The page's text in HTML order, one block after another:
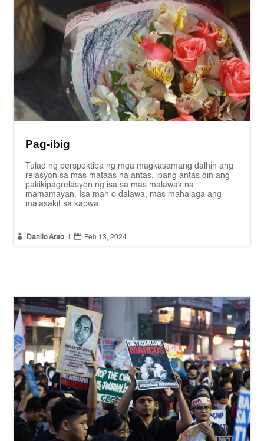
Pag-ibig
Tulad ng perspektiba ng mga magkasamang dalhin ang
relasyon sa mas mataas na antas, ibang antas din ang
pakikipagrelasyon ng isa sa mas malawak na
mamamayan. Isa man o dalawa, mas mahalaga ang
malasakit sa kapwa.
 Danilo Arao  Feb 13, 2024